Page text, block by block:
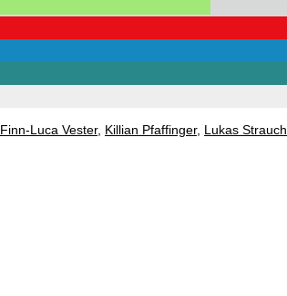
Finn-Luca Vester, Killian Pfaffinger, Lukas Strauch